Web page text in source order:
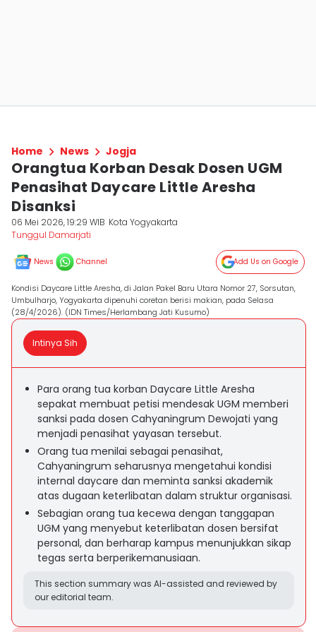
Home News Jogja
Orangtua Korban Desak Dosen UGM
Penasihat Daycare Little Aresha
Disanksi
06 Mei 2026, 19:29 WIB Kota Yogyakarta
Tunggul Damarjati
News Channel Add Us on Google
Kondisi Daycare Little Aresha, di Jalan Pakel Baru Utara Nomor 27, Sorsutan,
Umbulharjo, Yogyakarta dipenuhi coretan berisi makian, pada Selasa
(28/4/2026). (IDN Times/Herlambang Jati Kusumo)
Intinya Sih
Para orang tua korban Daycare Little Aresha
sepakat membuat petisi mendesak UGM memberi
sanksi pada dosen Cahyaningrum Dewojati yang
menjadi penasihat yayasan tersebut.
Orang tua menilai sebagai penasihat,
Cahyaningrum seharusnya mengetahui kondisi
internal daycare dan meminta sanksi akademik
atas dugaan keterlibatan dalam struktur organisasi.
Sebagian orang tua kecewa dengan tanggapan
UGM yang menyebut keterlibatan dosen bersifat
personal, dan berharap kampus menunjukkan sikap
tegas serta berperikemanusiaan.
This section summary was AI-assisted and reviewed by
our editorial team.